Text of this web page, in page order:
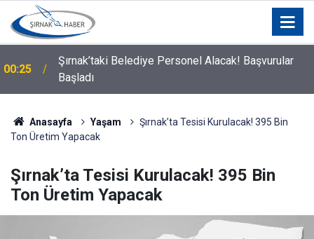
Şırnak’taki Belediye Personel Alacak! Başvurular
Başladı
00:21
Silopi Belediyesi'nden Uyarı: 11.00-16.00 Saatleri
Arasında Dışarı Çıkmayın
Anasayfa Yaşam
Şırnak’ta Tesisi Kurulacak! 395 Bin
Ton Üretim Yapacak
Şırnak’ta Tesisi Kurulacak! 395 Bin
Ton Üretim Yapacak